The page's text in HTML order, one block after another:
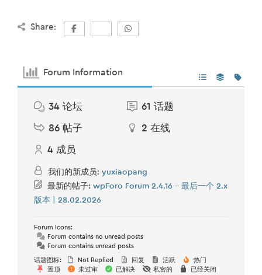
Share:
Forum Information
34 论坛 61 话题
86 帖子 2 在线
4 成员
我们的新成员: yuxiaopang
最新的帖子: wpForo Forum 2.4.16 – 最后一个 2.x
版本 | 28.02.2026
Forum Icons:
Forum contains no unread posts
Forum contains unread posts
话题图标: Not Replied 回复 活跃
热门
置顶
未过审 已解决 私密的 已经关闭